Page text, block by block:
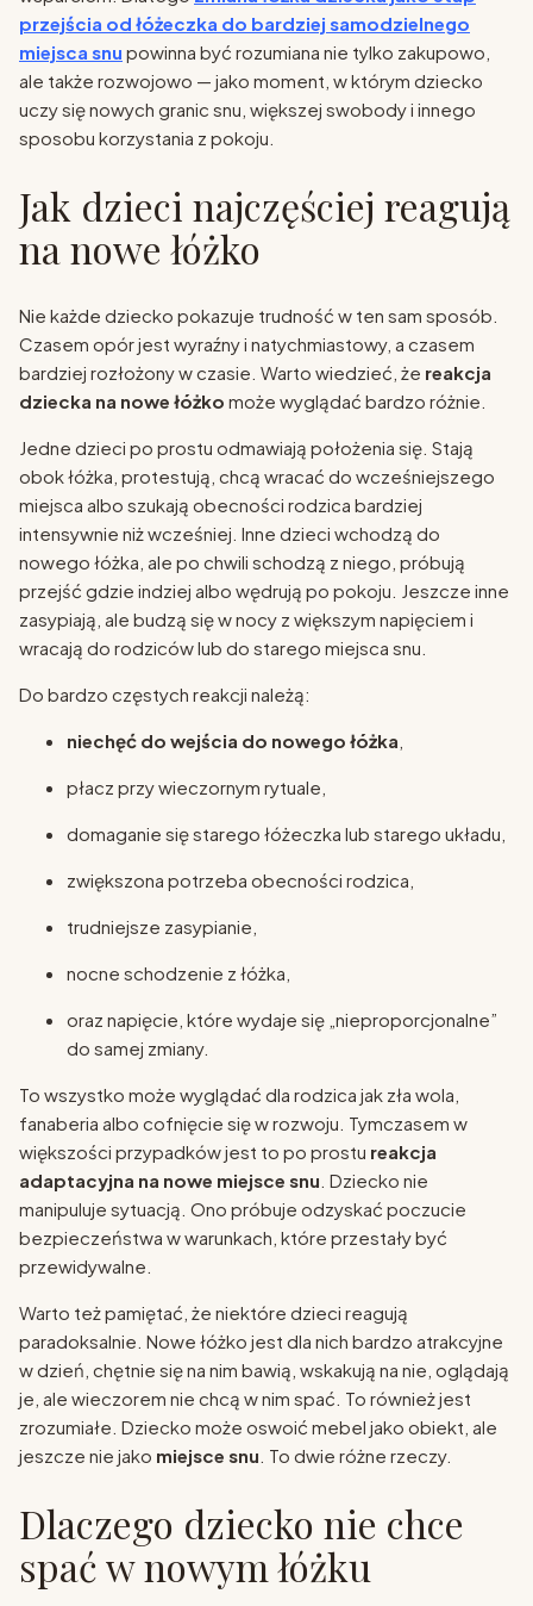
przejścia od łóżeczka do bardziej samodzielnego
miejsca snu powinna być rozumiana nie tylko zakupowo,
ale także rozwojowo — jako moment, w którym dziecko
uczy się nowych granic snu, większej swobody i innego
sposobu korzystania z pokoju.
Jak dzieci najczęściej reagują
na nowe łóżko
Nie każde dziecko pokazuje trudność w ten sam sposób.
Czasem opór jest wyraźny i natychmiastowy, a czasem
bardziej rozłożony w czasie. Warto wiedzieć, że reakcja
dziecka na nowe łóżko może wyglądać bardzo różnie.
Jedne dzieci po prostu odmawiają położenia się. Stają
obok łóżka, protestują, chcą wracać do wcześniejszego
miejsca albo szukają obecności rodzica bardziej
intensywnie niż wcześniej. Inne dzieci wchodzą do
nowego łóżka, ale po chwili schodzą z niego, próbują
przejść gdzie indziej albo wędrują po pokoju. Jeszcze inne
zasypiają, ale budzą się w nocy z większym napięciem i
wracają do rodziców lub do starego miejsca snu.
Do bardzo częstych reakcji należą:
niechęć do wejścia do nowego łóżka
płacz przy wieczornym rytuale,
domaganie się starego łóżeczka lub starego układu,
zwiększona potrzeba obecności rodzica,
trudniejsze zasypianie,
nocne schodzenie z łóżka,
oraz napięcie, które wydaje się „nieproporcjonalne”
do samej zmiany.
To wszystko może wyglądać dla rodzica jak zła wola,
fanaberia albo cofnięcie się w rozwoju. Tymczasem w
większości przypadków jest to po prostu reakcja
adaptacyjna na nowe miejsce snu . Dziecko nie
manipuluje sytuacją. Ono próbuje odzyskać poczucie
bezpieczeństwa w warunkach, które przestały być
przewidywalne.
Warto też pamiętać, że niektóre dzieci reagują
paradoksalnie. Nowe łóżko jest dla nich bardzo atrakcyjne
w dzień, chętnie się na nim bawią, wskakują na nie, oglądają
je, ale wieczorem nie chcą w nim spać. To również jest
zrozumiałe. Dziecko może oswoić mebel jako obiekt, ale
jeszcze nie jako miejsce snu . To dwie różne rzeczy.
Dlaczego dziecko nie chce
spać w nowym łóżku